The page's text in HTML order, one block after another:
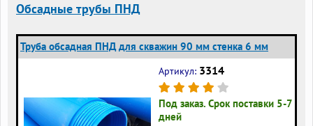
Обсадные трубы ПНД
Труба обсадная ПНД для скважин 90 мм стенка 6 мм
Артикул: 3314
Под заказ. Срок поставки 5-7
дней